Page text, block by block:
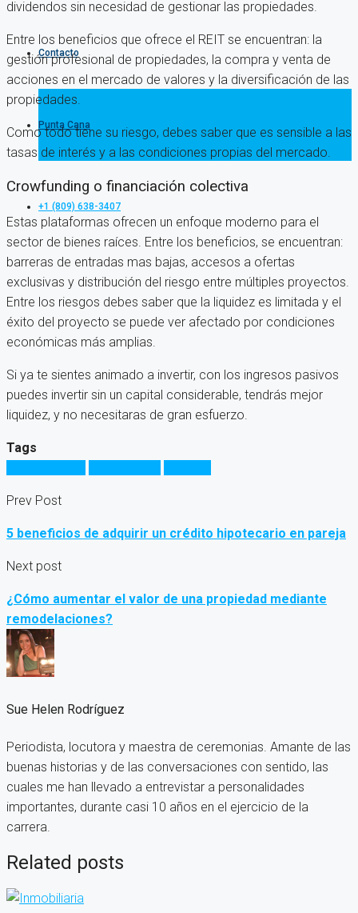
Contacto
Punta Cana
+1 (809) 638-3407
dividendos sin necesidad de gestionar las propiedades.
Entre los beneficios que ofrece el REIT se encuentran: la
gestión profesional de propiedades, la compra y venta de
acciones en el mercado de valores y la diversificación de las
propiedades.
Como todo tiene su riesgo, debes saber que es sensible a las
tasas de interés y a las condiciones propias del mercado.
Crowfunding o financiación colectiva
Estas plataformas ofrecen un enfoque moderno para el
sector de bienes raíces. Entre los beneficios, se encuentran:
barreras de entradas mas bajas, accesos a ofertas
exclusivas y distribución del riesgo entre múltiples proyectos.
Entre los riesgos debes saber que la liquidez es limitada y el
éxito del proyecto se puede ver afectado por condiciones
económicas más amplias.
Si ya te sientes animado a invertir, con los ingresos pasivos
puedes invertir sin un capital considerable, tendrás mejor
liquidez, y no necesitaras de gran esfuerzo.
Tags
Prev Post
5 beneficios de adquirir un crédito hipotecario en pareja
Next post
¿Cómo aumentar el valor de una propiedad mediante
remodelaciones?
Sue Helen Rodríguez
Periodista, locutora y maestra de ceremonias. Amante de las
buenas historias y de las conversaciones con sentido, las
cuales me han llevado a entrevistar a personalidades
importantes, durante casi 10 años en el ejercicio de la
carrera.
Related posts